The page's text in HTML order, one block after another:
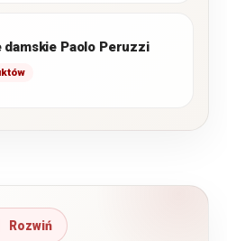
Paolo Peruzzi